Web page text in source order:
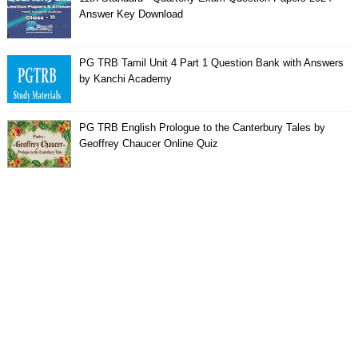
Answer Key Download
PG TRB Tamil Unit 4 Part 1 Question Bank with Answers
by Kanchi Academy
PG TRB English Prologue to the Canterbury Tales by
Geoffrey Chaucer Online Quiz